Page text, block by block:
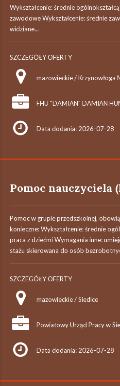
Wykształcenie: średnie
zawodowe Wykształcenie: średnie
widziane...
SZCZEGÓŁY OFERTY
mazowieckie / Krzynowłoga
FHU "DAMIAN" DAMIAN
Data dodania: 2026-07-28
Pomoc nauczyciela
Pomoc w grupie przedszkolnej,
konieczne: Wykształcenie: średnie
praca z dziećmi Wymagania inne:
stażu skierowana do osób
SZCZEGÓŁY OFERTY
mazowieckie / Siedlce
Powiatowy Urząd Pracy w
Data dodania: 2026-07-28